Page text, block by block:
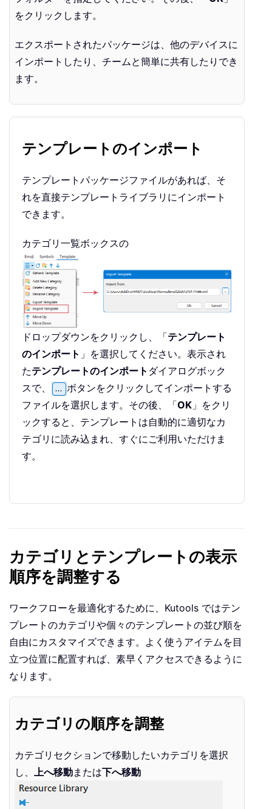
をクリックします。
エクスポートされたパッケージは、他のデバイスに
インポートしたり、チームと簡単に共有したりでき
ます。
テンプレートのインポート
テンプレートパッケージファイルがあれば、そ
れを直接テンプレートライブラリにインポート
できます。
カテゴリ一覧ボックスの
ドロップダウンをクリックし、「テンプレート
のインポート 」を選択してください。表示され
たテンプレートのインポート ダイアログボック
スで、
ボタンをクリックしてインポートする
ファイルを選択します。その後、「OK 」をクリ
ックすると、テンプレートは自動的に適切なカ
テゴリに読み込まれ、すぐにご利用いただけま
す。
カテゴリとテンプレートの表示
順序を調整する
ワークフローを最適化するために、Kutools ではテン
プレートのカテゴリや個々のテンプレートの並び順を
自由にカスタマイズできます。よく使うアイテムを目
立つ位置に配置すれば、素早くアクセスできるように
なります。
カテゴリの順序を調整
カテゴリセクションで移動したいカテゴリを選択
し、
上へ移動または下へ移動